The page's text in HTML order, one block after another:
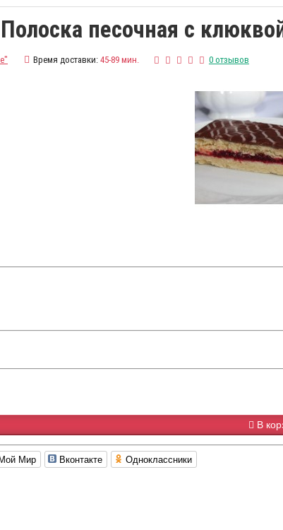
песочная с
Время доставки: 45-89 мин. 0 отзывов
В
Мир Вконтакте Одноклассники